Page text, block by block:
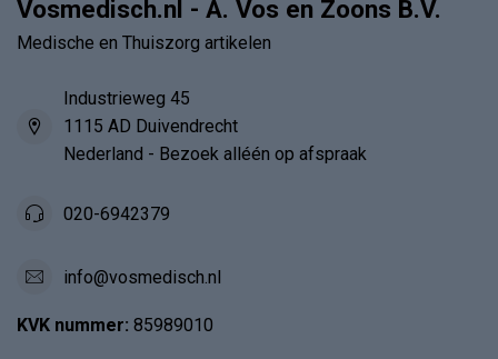
Vosmedisch.nl - A. Vos en Zoons B.V.
Medische en Thuiszorg artikelen
Industrieweg 45
1115 AD Duivendrecht
Nederland - Bezoek alléén op afspraak
020-6942379
info@vosmedisch.nl
KVK nummer: 85989010